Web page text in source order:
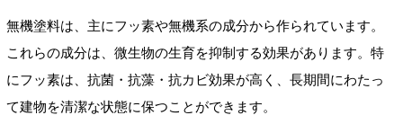
無機塗料は、主にフッ素や無機系の成分から作られています。
これらの成分は、微生物の生育を抑制する効果があります。特
にフッ素は、抗菌・抗藻・抗カビ効果が高く、長期間にわたっ
て建物を清潔な状態に保つことができます。